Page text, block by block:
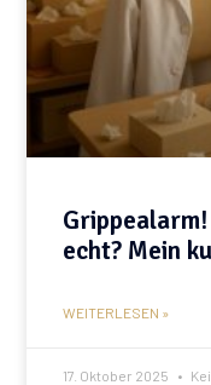
echt? Mein
WEITERLESEN »
17. Oktober 2025